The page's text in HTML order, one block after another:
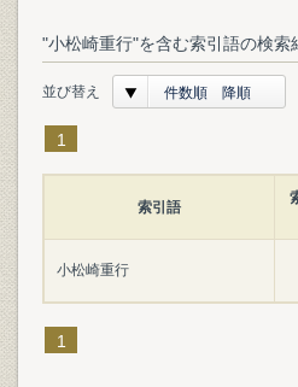
"小松崎重行"を含む索引語の検
並び替え 件数順 降順
1
索引語
小松崎重行
1